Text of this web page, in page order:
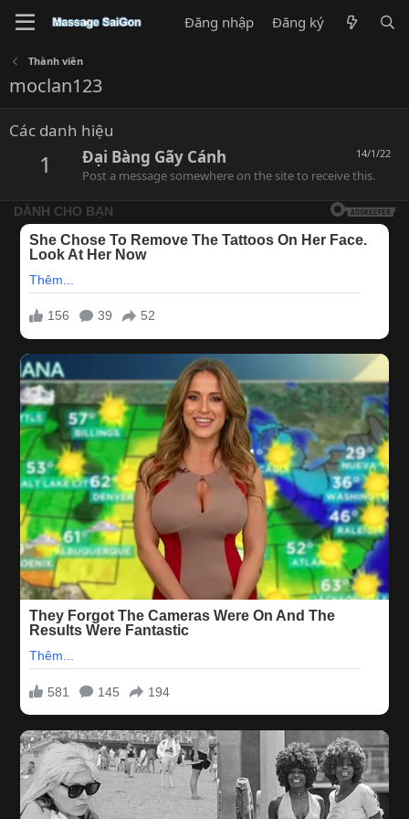
Đăng nhập Đăng ký
Thành viên
moclan123
Các danh hiệu
1 14/1/22
Đại Bàng Gãy Cánh
Post a message somewhere on the site to receive this.